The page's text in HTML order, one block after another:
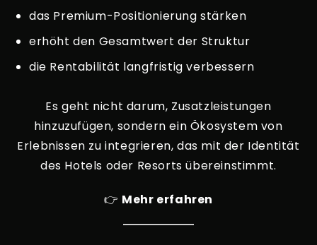
das Premium-Positionierung stärken
erhöht den Gesamtwert der Struktur
die Rentabilität langfristig verbessern
Es geht nicht darum, Zusatzleistungen
hinzuzufügen, sondern ein Ökosystem von
Erlebnissen zu integrieren, das mit der Identität
des Hotels oder Resorts übereinstimmt.
👉 Mehr erfahren